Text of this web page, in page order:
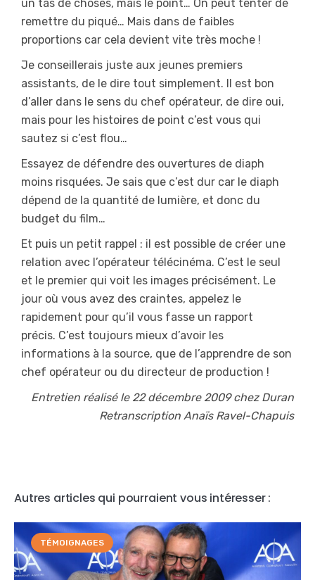
un tas de choses, mais le point… On peut tenter de
remettre du piqué… Mais dans de faibles
proportions car cela devient vite très moche !
Je conseillerais juste aux jeunes premiers
assistants, de le dire tout simplement. Il est bon
d’aller dans le sens du chef opérateur, de dire oui,
mais pour les histoires de point c’est vous qui
sautez si c’est flou…
Essayez de défendre des ouvertures de diaph
moins risquées. Je sais que c’est dur car le diaph
dépend de la quantité de lumière, et donc du
budget du film…
Et puis un petit rappel : il est possible de créer une
relation avec l’opérateur télécinéma. C’est le seul
et le premier qui voit les images précisément. Le
jour où vous avez des craintes, appelez le
rapidement pour qu’il vous fasse un rapport
précis. C’est toujours mieux d’avoir les
informations à la source, que de l’apprendre de son
chef opérateur ou du directeur de production !
Entretien réalisé le 22 décembre 2009 chez Duran
Retranscription Anaïs Ravel-Chapuis
Autres articles qui pourraient vous intéresser :
TÉMOIGNAGES